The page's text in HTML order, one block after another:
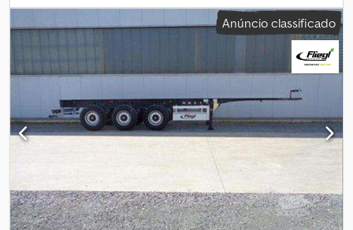
fabrico:2016, Equipamento:ABS, Krone ZZ Dolly de 2 Eixos
Primeiro registo: BPW Eixos Eco Suspensão pneumática Pneus:
385/55 R22,5 aprox. 45% Travões de disco com ABS e EBS Peso
bruto: 18.000 kg, peso em vazio: 2.630 kg Carga útil: 15.470 kg
Cunha giratória para semi-reboque Distância do centro da placa
do semi-reboque ao olhal de tração ajustável de 330 a 370 cm
Djdpfewkb Hgex Am Rokr Olhal de tração: 50mm Altura de
acoplamento: 65 cm Com homologação para veículos LZV dos
Países Baixos Sujeito a erros de digitação / informação e venda
Anúncio classificado